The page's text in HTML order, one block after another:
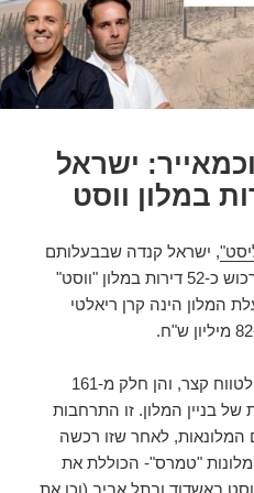
ישראל
במלון ווסט
, ישראל קנדה שבבעלותם
של ברק רוזן ואסי טוכמאייר תרכוש כ-52 דירות במלון "ווסט"
המלון הינה קרן ריאלטי
הדירות יהיו מיועדות לשכירות לטווח קצר, והן חלק מ-161
ב-13 הקומות של בניין המלון. זו התרחבות
המלונאות, לאחר שזו רכשה
המלונות "טמרס"- הכוללת את